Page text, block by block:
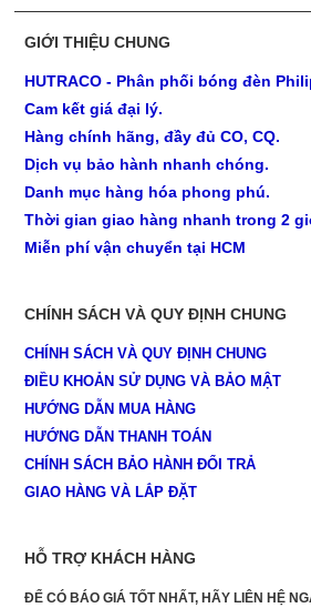
GIỚI THIỆU CHUNG
HUTRACO - Phân phối bóng đèn
Cam kết giá đại lý.
Hàng chính hãng, đầy đủ CO, CQ.
Dịch vụ bảo hành nhanh chóng.
Danh mục hàng hóa phong phú.
Thời gian giao hàng nhanh trong 2
Miễn phí vận chuyển tại HCM
CHÍNH SÁCH VÀ QUY ĐỊNH CHUNG
CHÍNH SÁCH VÀ QUY ĐỊNH CHUNG
ĐIỀU KHOẢN SỬ DỤNG VÀ BẢO MẬT
HƯỚNG DẪN MUA HÀNG
HƯỚNG DẪN THANH TOÁN
CHÍNH SÁCH BẢO HÀNH ĐỔI TRẢ
GIAO HÀNG VÀ LẮP ĐẶT
HỖ TRỢ KHÁCH HÀNG
ĐỂ CÓ BÁO GIÁ TỐT NHẤT, HÃY LIÊN HỆ